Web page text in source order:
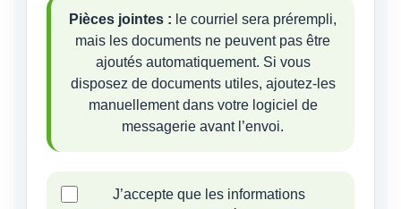
Pièces jointes : le courriel sera prérempli,
mais les documents ne peuvent pas être
ajoutés automatiquement. Si vous
disposez de documents utiles, ajoutez-les
manuellement dans votre logiciel de
messagerie avant l’envoi.
J’accepte que les informations